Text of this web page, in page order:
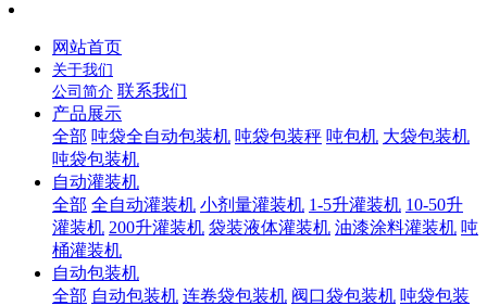
网站首页
关于我们
公司简介 联系我们
产品展示
全部 吨袋全自动包装机 吨袋包装秤 吨包机 大袋包装机
吨袋包装机
自动灌装机
全部 全自动灌装机 小剂量灌装机 1-5升灌装机 10-50升
灌装机 200升灌装机 袋装液体灌装机 油漆涂料灌装机 吨
桶灌装机
自动包装机
全部 自动包装机 连卷袋包装机 阀口袋包装机 吨袋包装